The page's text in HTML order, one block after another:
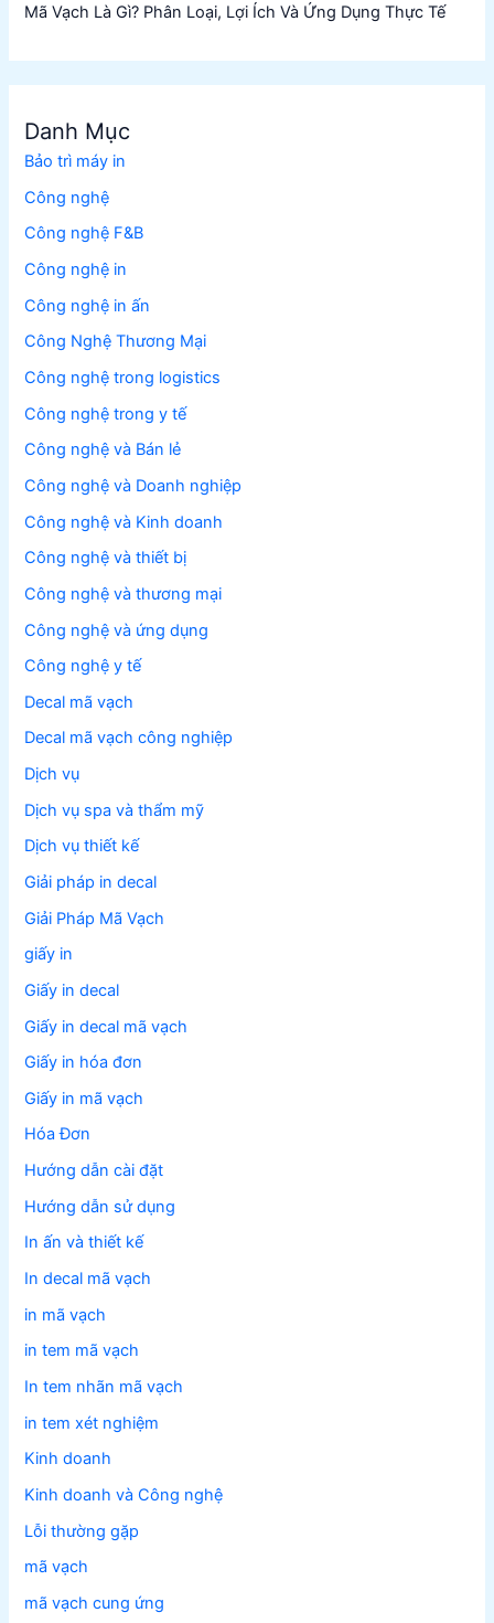
Mã Vạch Là Gì? Phân Loại, Lợi Ích Và Ứng Dụng Thực Tế
Danh Mục
Bảo trì máy in
Công nghệ
Công nghệ F&B
Công nghệ in
Công nghệ in ấn
Công Nghệ Thương Mại
Công nghệ trong logistics
Công nghệ trong y tế
Công nghệ và Bán lẻ
Công nghệ và Doanh nghiệp
Công nghệ và Kinh doanh
Công nghệ và thiết bị
Công nghệ và thương mại
Công nghệ và ứng dụng
Công nghệ y tế
Decal mã vạch
Decal mã vạch công nghiệp
Dịch vụ
Dịch vụ spa và thẩm mỹ
Dịch vụ thiết kế
Giải pháp in decal
Giải Pháp Mã Vạch
giấy in
Giấy in decal
Giấy in decal mã vạch
Giấy in hóa đơn
Giấy in mã vạch
Hóa Đơn
Hướng dẫn cài đặt
Hướng dẫn sử dụng
In ấn và thiết kế
In decal mã vạch
in mã vạch
in tem mã vạch
In tem nhãn mã vạch
in tem xét nghiệm
Kinh doanh
Kinh doanh và Công nghệ
Lỗi thường gặp
mã vạch
mã vạch cung ứng